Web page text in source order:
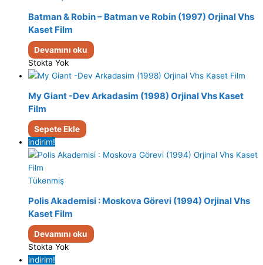
Batman & Robin – Batman ve Robin (1997) Orjinal Vhs
Kaset Film
Devamını oku
Stokta Yok
My Giant -Dev Arkadasim (1998) Orjinal Vhs Kaset
Film
Sepete Ekle
indirim!
Tükenmiş
Polis Akademisi : Moskova Görevi (1994) Orjinal Vhs
Kaset Film
Devamını oku
Stokta Yok
indirim!